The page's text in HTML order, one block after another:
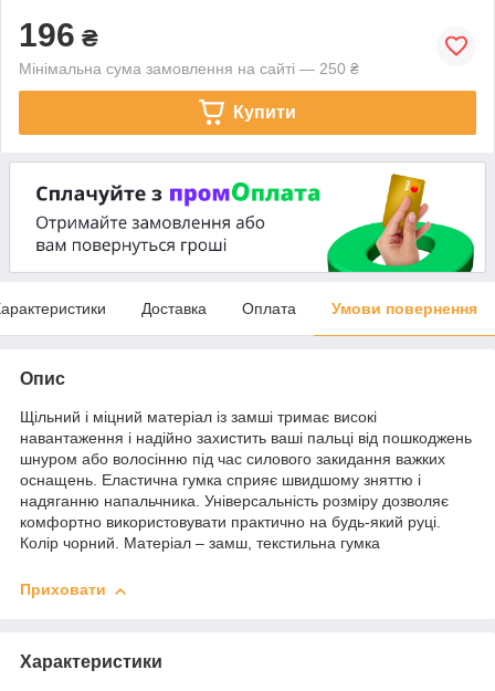
196 ₴
Мінімальна сума замовлення на сайті — 250 ₴
Купити
Доставка Оплата Умови повернення
Опис
Щільний і міцний матеріал із замші тримає високі
навантаження і надійно захистить ваші пальці від пошкоджень
шнуром або волосінню під час силового закидання важких
оснащень. Еластична гумка сприяє швидшому зняттю і
надяганню напальчника. Універсальність розміру дозволяє
комфортно використовувати практично на будь-який руці.
Колір чорний. Матеріал – замш, текстильна гумка
Приховати
Характеристики